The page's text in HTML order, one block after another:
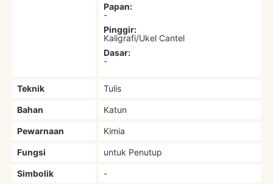
Papan:
-
Pinggir:
Kaligrafi/Ukel Cantel
Dasar:
-
Teknik Tulis
Bahan Katun
Pewarnaan Kimia
Fungsi untuk Penutup
Simbolik -